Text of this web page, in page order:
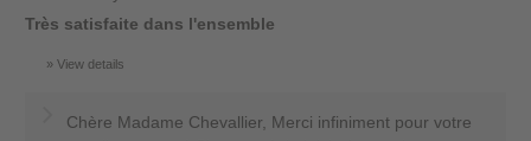
Très satisfaite dans l'ensemble
View details
Chère Madame Chevallier, Merci infiniment pour votre